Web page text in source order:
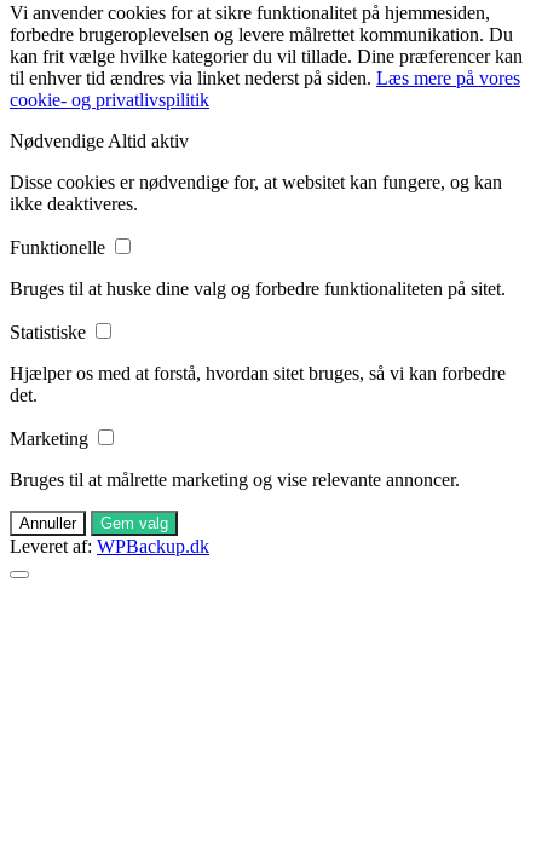
Vi anvender cookies for at sikre funktionalitet på hjemmesiden,
forbedre brugeroplevelsen og levere målrettet kommunikation. Du
kan frit vælge hvilke kategorier du vil tillade. Dine præferencer kan
til enhver tid ændres via linket nederst på siden. Læs mere på vores
cookie- og privatlivspilitik
Nødvendige Altid aktiv
Disse cookies er nødvendige for, at websitet kan fungere, og kan
ikke deaktiveres.
Funktionelle
Bruges til at huske dine valg og forbedre funktionaliteten på sitet.
Statistiske
Hjælper os med at forstå, hvordan sitet bruges, så vi kan forbedre
det.
Marketing
Bruges til at målrette marketing og vise relevante annoncer.
Annuller Gem valg
Leveret af: WPBackup.dk